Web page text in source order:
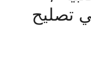
/ فني تصليح